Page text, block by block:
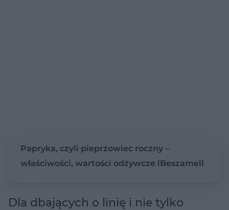
Papryka, czyli pieprzowiec roczny –
właściwości, wartości odżywcze lBeszamell
Dla dbających o linię i nie tylko